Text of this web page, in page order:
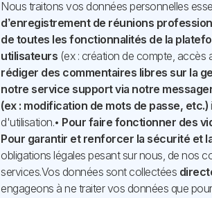
Nous traitons vos données personnelles
d’enregistrement de réunions
de toutes les fonctionnalités de la
utilisateurs (ex : création de compte, accès
rédiger des commentaires libres sur la
notre service support via notre
(ex : modification de mots de passe, etc.)
d'utilisation.• Pour faire fonctionner des
Pour garantir et renforcer la sécurité et
obligations légales pesant sur nous, de nos
services.Vos données sont collectées
engageons à ne traiter vos données que